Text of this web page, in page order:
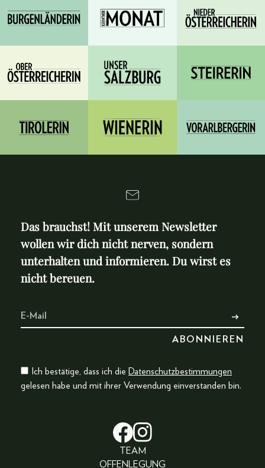
Das brauchst! Mit unserem Newsletter
wollen wir dich nicht nerven, sondern
unterhalten und informieren. Du wirst es
nicht bereuen.
Ich bestätige, dass ich die Datenschutzbestimmungen
gelesen habe und mit ihrer Verwendung einverstanden bin.
TEAM
OFFENLEGUNG